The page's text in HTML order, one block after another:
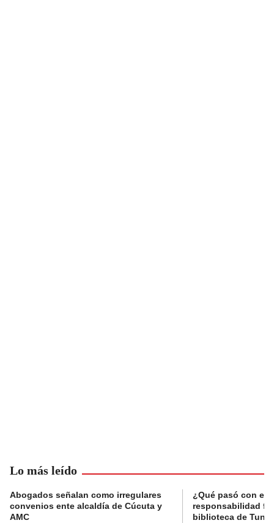
Lo más leído
Abogados señalan como irregulares
convenios ente alcaldía de Cúcuta y
AMC
¿Qué pasó con el
responsabilidad
biblioteca de